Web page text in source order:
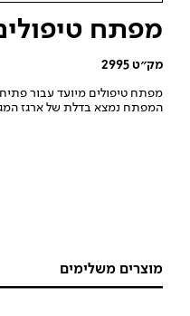
מפתח
מק״ט 2995
מפתח טיפולים מיועד עבור
המפתח נמצא בדלת של ארגז
מוצרים משלימים